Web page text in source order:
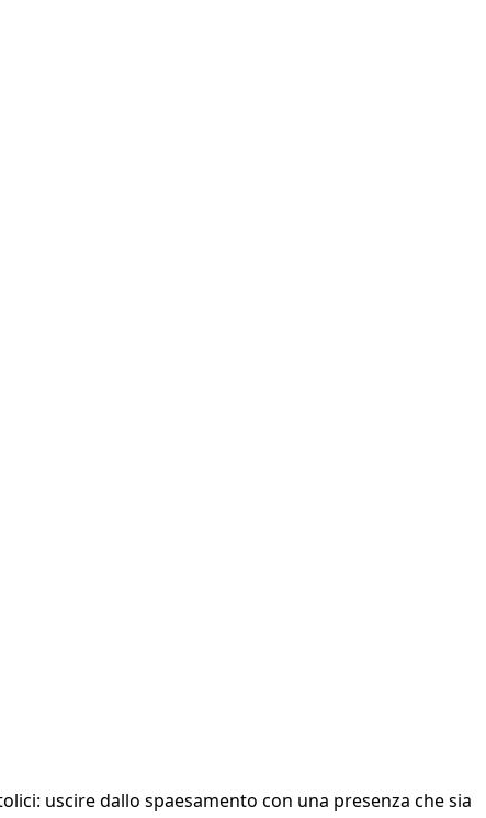
uscire dallo spaesamento con una presenza che sia